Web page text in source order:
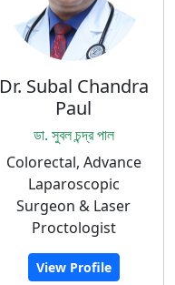
Dr. Subal Chandra
Paul
ডা. সুবল চন্দ্র পাল
Colorectal, Advance
Laparoscopic
Surgeon & Laser
Proctologist
View Profile